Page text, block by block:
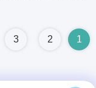
1
2
3